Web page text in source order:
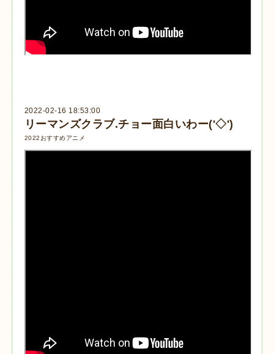
2022-02-16 18:53:00
リーマンズクラブ.チョー面白いわー('◇')ゞ
2022おすすめアニメ